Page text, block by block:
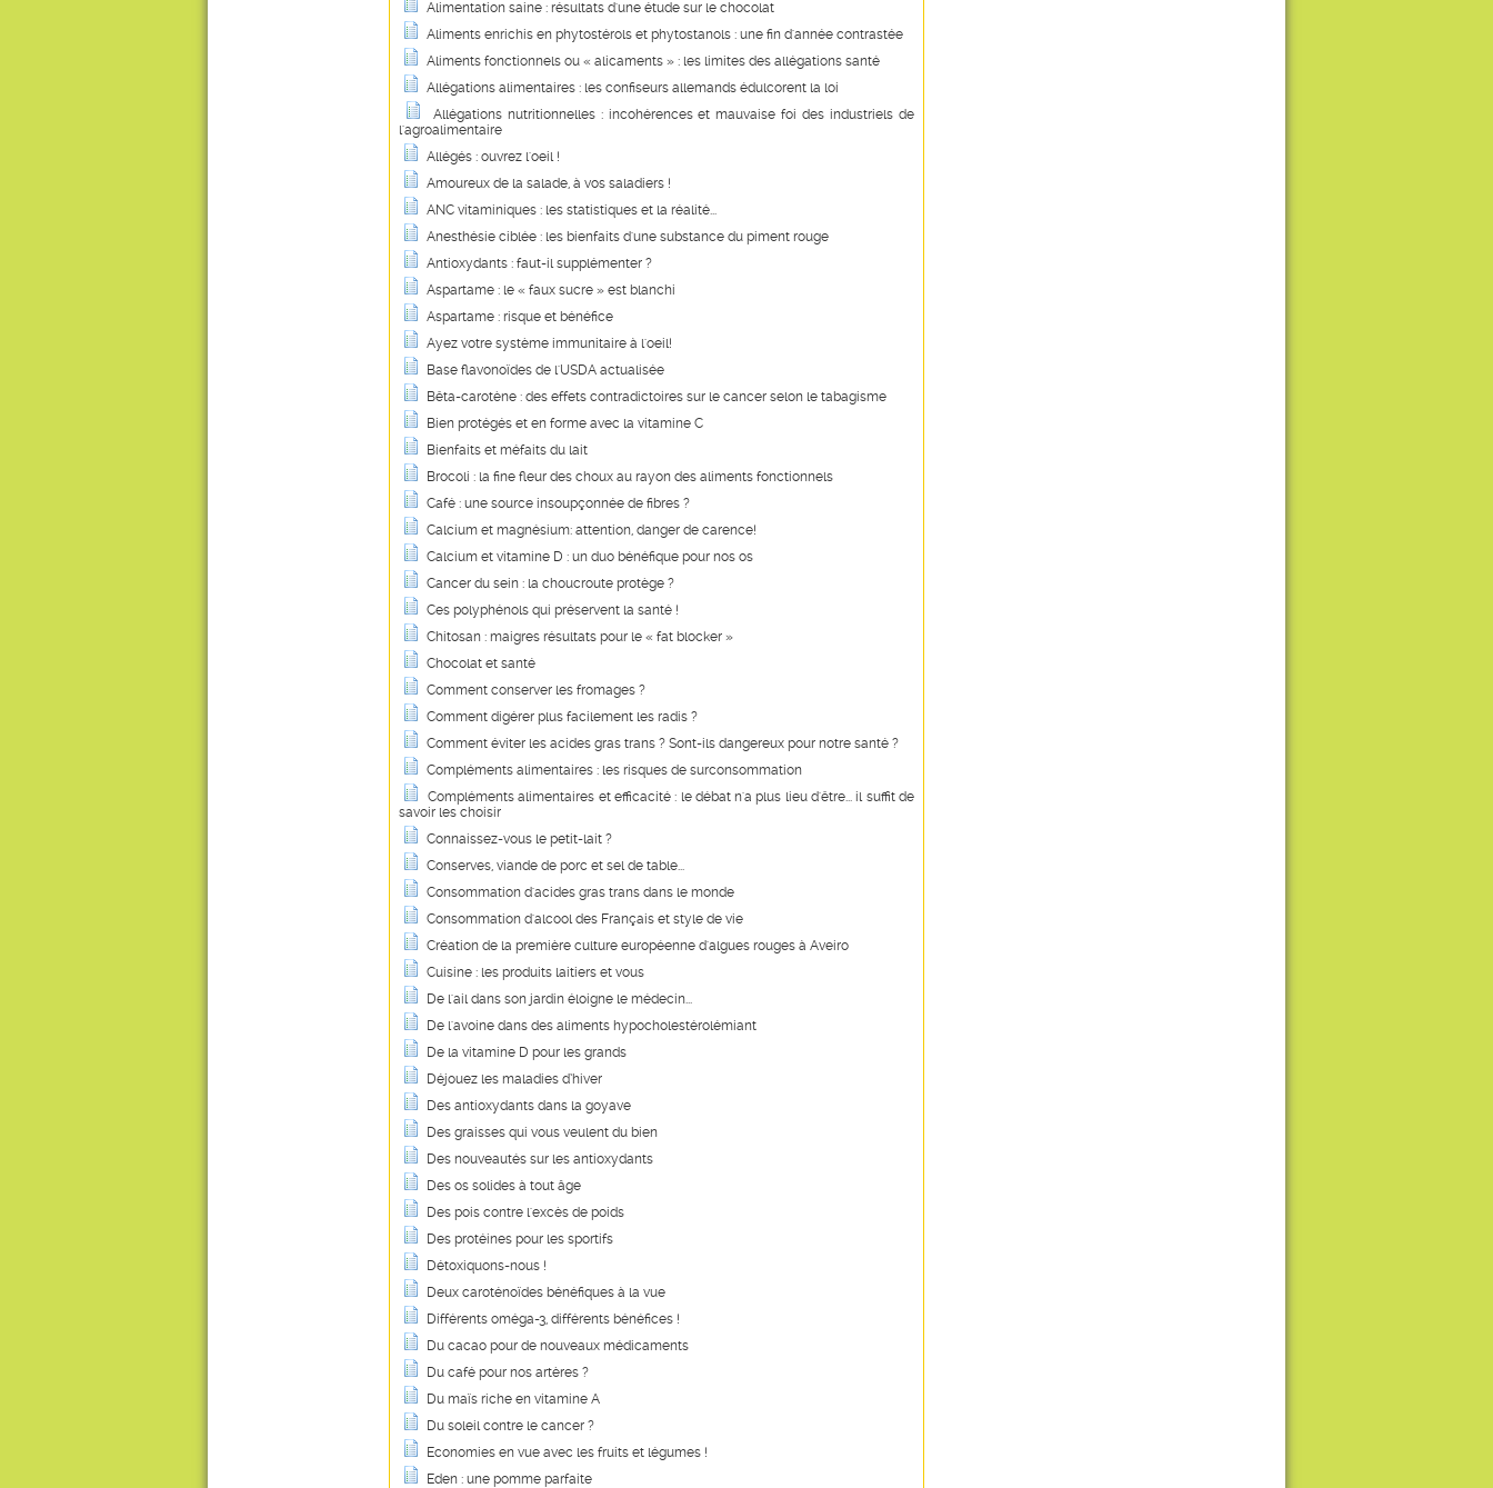
Alimentation saine : résultats d'une étude sur le chocolat
Aliments enrichis en phytostérols et phytostanols : une fin d'année contrastée
Aliments fonctionnels ou « alicaments » : les limites des allégations santé
Allégations alimentaires : les confiseurs allemands édulcorent la loi
Allégations nutritionnelles : incohérences et mauvaise foi des industriels de
l'agroalimentaire
Allégés : ouvrez l'oeil !
Amoureux de la salade, à vos saladiers !
ANC vitaminiques : les statistiques et la réalité...
Anesthésie ciblée : les bienfaits d'une substance du piment rouge
Antioxydants : faut-il supplémenter ?
Aspartame : le « faux sucre » est blanchi
Aspartame : risque et bénéfice
Ayez votre système immunitaire à l'oeil!
Base flavonoïdes de l'USDA actualisée
Bêta-carotène : des effets contradictoires sur le cancer selon le tabagisme
Bien protégés et en forme avec la vitamine C
Bienfaits et méfaits du lait
Brocoli : la fine fleur des choux au rayon des aliments fonctionnels
Café : une source insoupçonnée de fibres ?
Calcium et magnésium: attention, danger de carence!
Calcium et vitamine D : un duo bénéfique pour nos os
Cancer du sein : la choucroute protège ?
Ces polyphénols qui préservent la santé !
Chitosan : maigres résultats pour le « fat blocker »
Chocolat et santé
Comment conserver les fromages ?
Comment digérer plus facilement les radis ?
Comment éviter les acides gras trans ? Sont-ils dangereux pour notre santé ?
Compléments alimentaires : les risques de surconsommation
Compléments alimentaires et efficacité : le débat n'a plus lieu d'être... il suffit de
savoir les choisir
Connaissez-vous le petit-lait ?
Conserves, viande de porc et sel de table...
Consommation d'acides gras trans dans le monde
Consommation d'alcool des Français et style de vie
Création de la première culture européenne d'algues rouges à Aveiro
Cuisine : les produits laitiers et vous
De l'ail dans son jardin éloigne le médecin...
De l'avoine dans des aliments hypocholestérolémiant
De la vitamine D pour les grands
Déjouez les maladies d’hiver
Des antioxydants dans la goyave
Des graisses qui vous veulent du bien
Des nouveautés sur les antioxydants
Des os solides à tout âge
Des pois contre l'excès de poids
Des protéines pour les sportifs
Détoxiquons-nous !
Deux caroténoïdes bénéfiques à la vue
Différents oméga-3, différents bénéfices !
Du cacao pour de nouveaux médicaments
Du café pour nos artères ?
Du maïs riche en vitamine A
Du soleil contre le cancer ?
Economies en vue avec les fruits et légumes !
Eden : une pomme parfaite